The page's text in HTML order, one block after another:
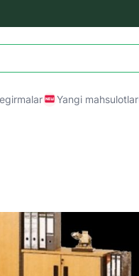
Yangi mahsulotlar